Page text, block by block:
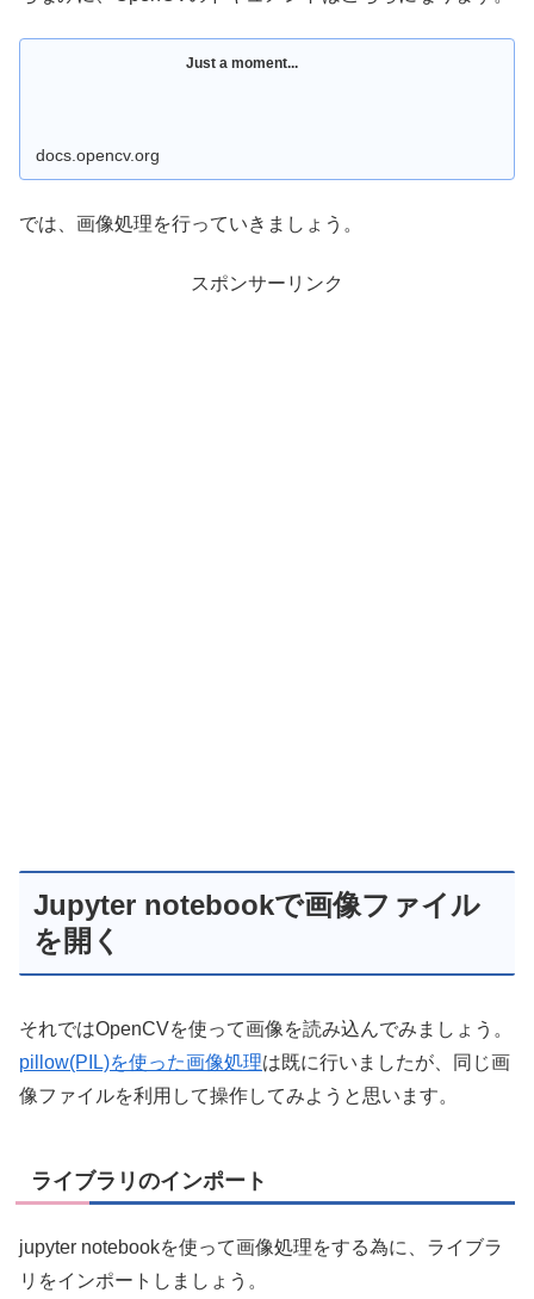
Just a moment...
docs.opencv.org
では、画像処理を行っていきましょう。
スポンサーリンク
Jupyter notebookで画像ファイル
を開く
それではOpenCVを使って画像を読み込んでみましょう。
pillow(PIL)を使った画像処理は既に行いましたが、同じ画
像ファイルを利用して操作してみようと思います。
ライブラリのインポート
jupyter notebookを使って画像処理をする為に、ライブラ
リをインポートしましょう。